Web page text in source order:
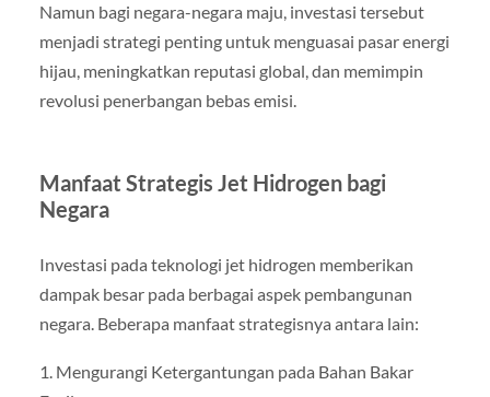
Namun bagi negara-negara maju, investasi tersebut
menjadi strategi penting untuk menguasai pasar energi
hijau, meningkatkan reputasi global, dan memimpin
revolusi penerbangan bebas emisi.
Manfaat Strategis Jet Hidrogen bagi
Negara
Investasi pada teknologi jet hidrogen memberikan
dampak besar pada berbagai aspek pembangunan
negara. Beberapa manfaat strategisnya antara lain:
1. Mengurangi Ketergantungan pada Bahan Bakar